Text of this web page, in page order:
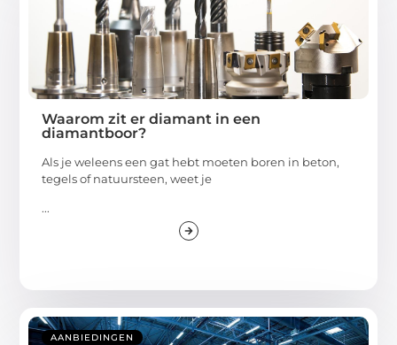
Waarom zit er diamant in een
diamantboor?
Als je weleens een gat hebt moeten boren in beton,
tegels of natuursteen, weet je
...
AANBIEDINGEN